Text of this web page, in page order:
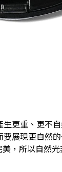
更重、更不
展現更自然
，所以自然光